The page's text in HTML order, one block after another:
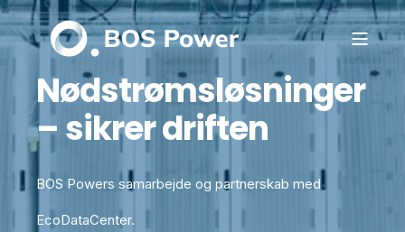
Nødstrømsløsninger
– sikrer driften
BOS Powers samarbejde og partnerskab med
EcoDataCenter.